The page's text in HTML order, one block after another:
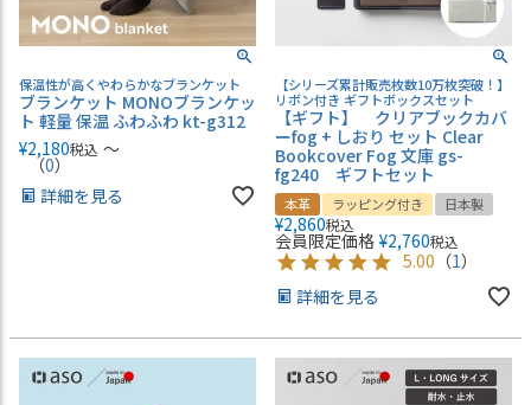
保温性が高くやわらかなブランケット
ブランケット MONOブランケッ
ト 軽量 保温 ふわふわ kt-g312
¥2,180税込 〜
（0）
詳細を見る
【シリーズ累計販売枚数10万枚突破！】
リボン付き ギフトボックスセット
【ギフト】 クリアブックカバ
ーfog + しおり セット Clear
Bookcover Fog 文庫 gs-
fg240 ギフトセット
本革 ラッピング付き 日本製
¥2,860税込
会員限定価格 ¥2,760税込
5.00 （1）
詳細を見る